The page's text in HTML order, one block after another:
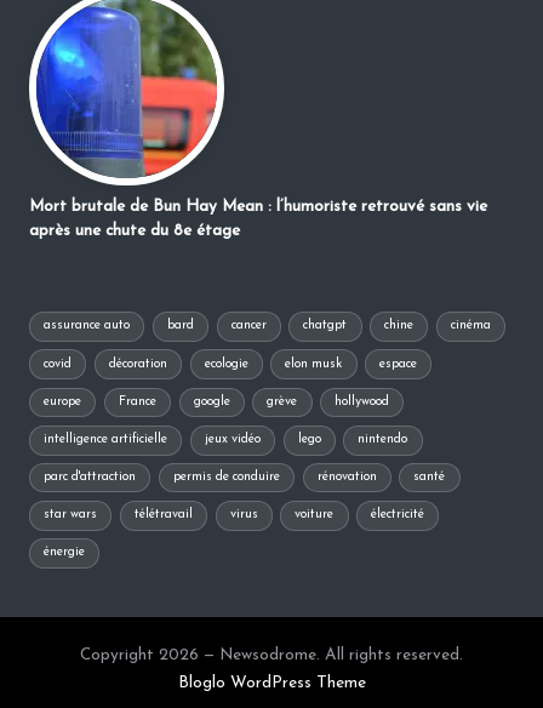
Mort brutale de Bun Hay Mean : l’humoriste retrouvé sans vie
après une chute du 8e étage
assurance auto bard cancer chatgpt chine cinéma
covid décoration ecologie elon musk espace
europe France google grève hollywood
intelligence artificielle jeux vidéo lego nintendo
parc d'attraction permis de conduire rénovation santé
star wars télétravail virus voiture électricité
énergie
Copyright 2026 — Newsodrome. All rights reserved.
Bloglo WordPress Theme